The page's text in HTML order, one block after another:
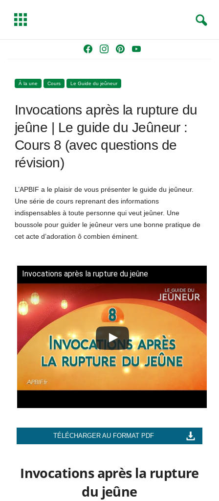
e
o
k
t
g
a
m
r
s
t
Y
b
T
g
e
a
À la une Cours Le Guide du jeûneur
Invocations après la rupture du
jeûne | Le guide du Jeûneur :
Cours 8 (avec questions de
révision)
L’APBIF a le plaisir de vous présenter le guide du jeûneur.
Une série de cours reprenant des informations
indispensables à toute personne qui veut jeûner. Une
boussole pour guider le jeûneur vers une bonne pratique de
cet acte d’adoration ô combien éminent.
Invocations après la rupture du jeûne
TÉLÉCHARGER AU FORMAT PDF
Invocations après la rupture
du jeûne